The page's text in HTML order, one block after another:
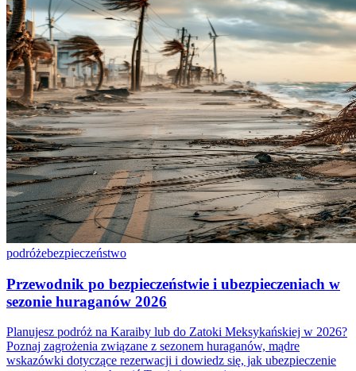
podróżebezpieczeństwo
Przewodnik po bezpieczeństwie i ubezpieczeniach w
sezonie huraganów 2026
Planujesz podróż na Karaiby lub do Zatoki Meksykańskiej w 2026?
Poznaj zagrożenia związane z sezonem huraganów, mądre
wskazówki dotyczące rezerwacji i dowiedz się, jak ubezpieczenie